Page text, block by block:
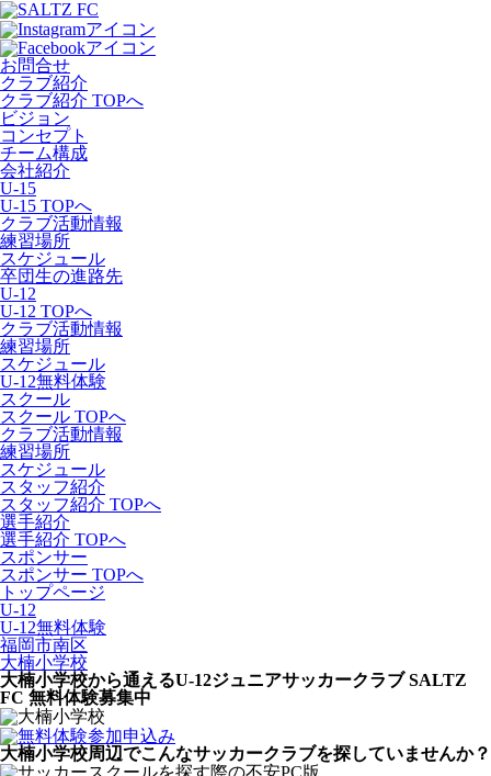
お問合せ
クラブ紹介
クラブ紹介 TOPへ
ビジョン
コンセプト
チーム構成
会社紹介
U-15
U-15 TOPへ
クラブ活動情報
練習場所
スケジュール
卒団生の進路先
U-12
U-12 TOPへ
クラブ活動情報
練習場所
スケジュール
U-12無料体験
スクール
スクール TOPへ
クラブ活動情報
練習場所
スケジュール
スタッフ紹介
スタッフ紹介 TOPへ
選手紹介
選手紹介 TOPへ
スポンサー
スポンサー TOPへ
トップページ
U-12
U-12無料体験
福岡市南区
大楠小学校
大楠小学校から通えるU-12ジュニアサッカークラブ SALTZ
FC 無料体験募集中
大楠小学校周辺でこんなサッカークラブを探していませんか？